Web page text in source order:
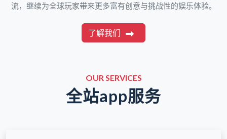
流，继续为全球玩家带来更多富有创意与挑战性的娱乐体验。
了解我们
OUR SERVICES
全站app服务